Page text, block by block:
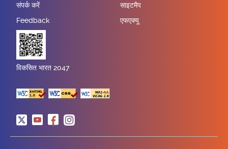
संपर्क करें
Feedback
साइटमैप
एफएक्यू
विकसित भारत 2047